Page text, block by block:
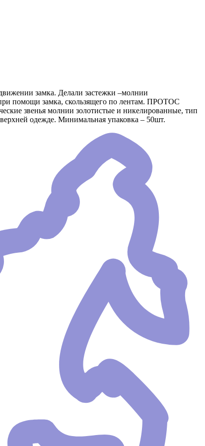
замка. Делали застежки –молнии
помощи замка, скользящего по лентам. ПРОТОС
звенья молнии золотистые и никелированные, тип
одежде. Минимальная упаковка – 50шт.